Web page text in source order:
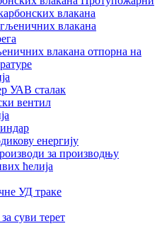
влакана
влакана
влакана отпорна на
УАВ сталак
вентил
енергију
за производњу
ћелија
УД траке
суви терет